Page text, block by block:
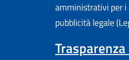
amministrativi per
pubblicità legale